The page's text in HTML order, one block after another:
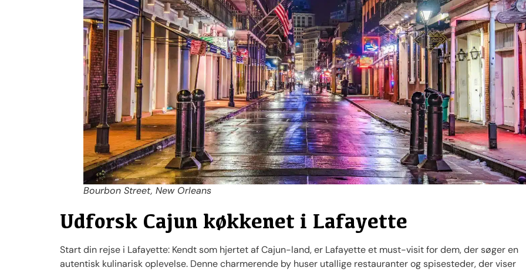
Bourbon Street, New Orleans
Udforsk Cajun køkkenet i Lafayette
Start din rejse i Lafayette: Kendt som hjertet af Cajun-land, er Lafayette et must-visit for dem, der søger en
autentisk kulinarisk oplevelse. Denne charmerende by huser utallige restauranter og spisesteder, der viser